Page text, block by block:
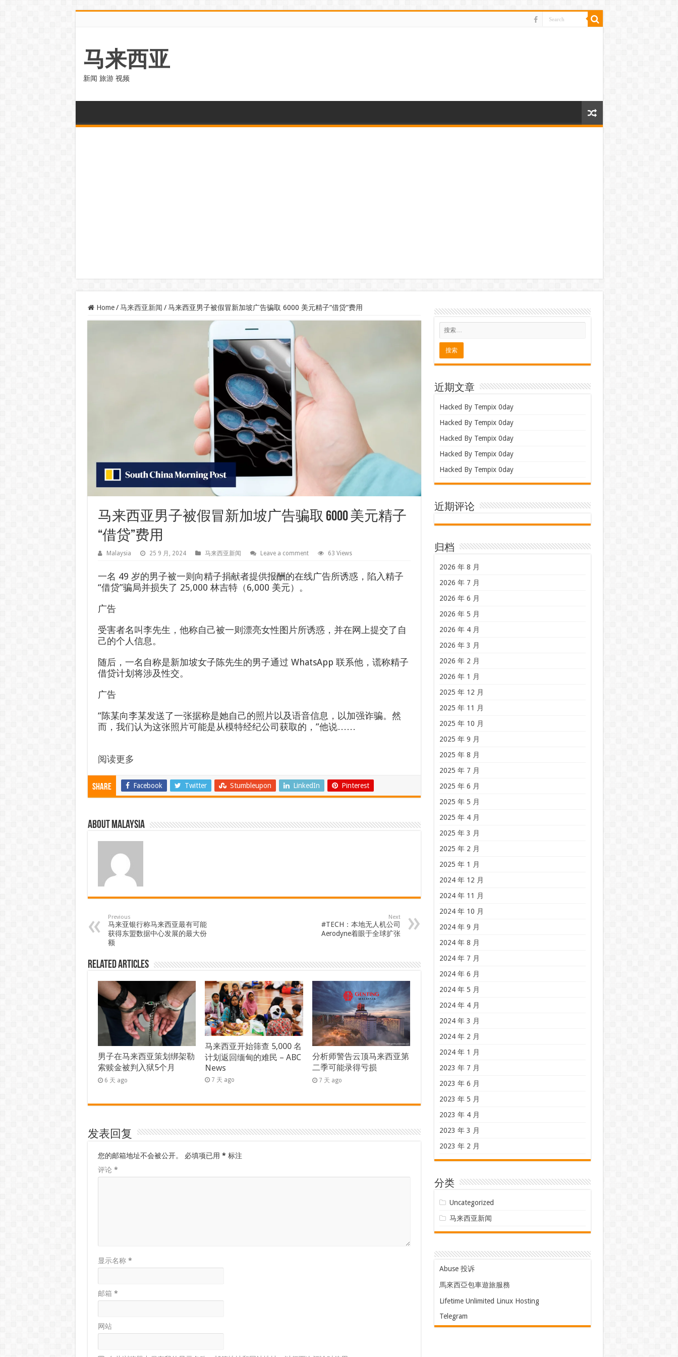
马来西亚
新闻 旅游 视频
Home / 马来西亚新闻 / 马来西亚男子被假冒新加坡广告骗取 6000 美元精子“借贷”费用
马来西亚男子被假冒新加坡广告骗取 6000 美元精子
“借贷”费用
Malaysia 25 9 月, 2024 马来西亚新闻 Leave a comment 63 Views
一名 49 岁的男子被一则向精子捐献者提供报酬的在线广告所诱惑，陷入精子
“借贷”骗局并损失了 25,000 林吉特（6,000 美元）。
广告
受害者名叫李先生，他称自己被一则漂亮女性图片所诱惑，并在网上提交了自
己的个人信息。
随后，一名自称是新加坡女子陈先生的男子通过 WhatsApp 联系他，谎称精子
借贷计划将涉及性交。
广告
“陈某向李某发送了一张据称是她自己的照片以及语音信息，以加强诈骗。然
而，我们认为这张照片可能是从模特经纪公司获取的，”他说……
阅读更多
Share Facebook Twitter Stumbleupon LinkedIn Pinterest
About Malaysia
Previous
马来亚银行称马来西亚最有可能
获得东盟数据中心发展的最大份
额
Next
#TECH：本地无人机公司
Aerodyne着眼于全球扩张
Related Articles
男子在马来西亚策划绑架勒
索赎金被判入狱5个月
6 天 ago
马来西亚开始筛查 5,000 名
计划返回缅甸的难民 – ABC
News
7 天 ago
分析师警告云顶马来西亚第
二季可能录得亏损
7 天 ago
发表回复
您的邮箱地址不会被公开。 必填项已用 * 标注
评论 *
显示名称 *
邮箱 *
网站
近期文章
Hacked By Tempix 0day
Hacked By Tempix 0day
Hacked By Tempix 0day
Hacked By Tempix 0day
Hacked By Tempix 0day
近期评论
归档
2026 年 8 月
2026 年 7 月
2026 年 6 月
2026 年 5 月
2026 年 4 月
2026 年 3 月
2026 年 2 月
2026 年 1 月
2025 年 12 月
2025 年 11 月
2025 年 10 月
2025 年 9 月
2025 年 8 月
2025 年 7 月
2025 年 6 月
2025 年 5 月
2025 年 4 月
2025 年 3 月
2025 年 2 月
2025 年 1 月
2024 年 12 月
2024 年 11 月
2024 年 10 月
2024 年 9 月
2024 年 8 月
2024 年 7 月
2024 年 6 月
2024 年 5 月
2024 年 4 月
2024 年 3 月
2024 年 2 月
2024 年 1 月
2023 年 7 月
2023 年 6 月
2023 年 5 月
2023 年 4 月
2023 年 3 月
2023 年 2 月
分类
Uncategorized
马来西亚新闻
Abuse 投诉
馬來西亞包車遊旅服務
Lifetime Unlimited Linux Hosting
Telegram